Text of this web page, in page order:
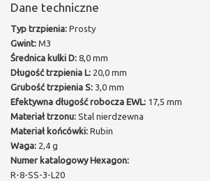
Dane techniczne
Typ trzpienia: Prosty
Gwint: M3
Średnica kulki D: 8,0 mm
Długość trzpienia L: 20,0 mm
Grubość trzpienia S: 3,0 mm
Efektywna długość robocza EWL: 17,5 mm
Materiał trzonu: Stal nierdzewna
Materiał końcówki: Rubin
Waga: 2,4 g
Numer katalogowy Hexagon:
R-8-SS-3-L20